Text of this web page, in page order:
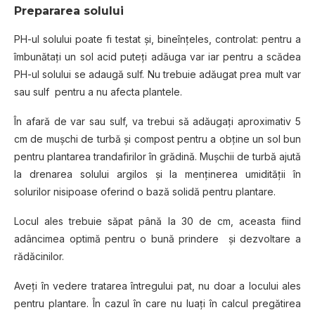
Prepararea solului
PH-ul solului poate fi testat şi, bineînţeles, controlat: pentru a
îmbunătaţi un sol acid puteţi adăuga var iar pentru a scădea
PH-ul solului se adaugă sulf. Nu trebuie adăugat prea mult var
sau sulf pentru a nu afecta plantele.
În afară de var sau sulf, va trebui să adăugaţi aproximativ 5
cm de muşchi de turbă şi compost pentru a obţine un sol bun
pentru plantarea trandafirilor în grădină. Muşchii de turbă ajută
la drenarea solului argilos şi la menţinerea umidităţii în
solurilor nisipoase oferind o bază solidă pentru plantare.
Locul ales trebuie săpat până la 30 de cm, aceasta fiind
adâncimea optimă pentru o bună prindere şi dezvoltare a
rădăcinilor.
Aveţi în vedere tratarea întregului pat, nu doar a locului ales
pentru plantare. În cazul în care nu luaţi în calcul pregătirea